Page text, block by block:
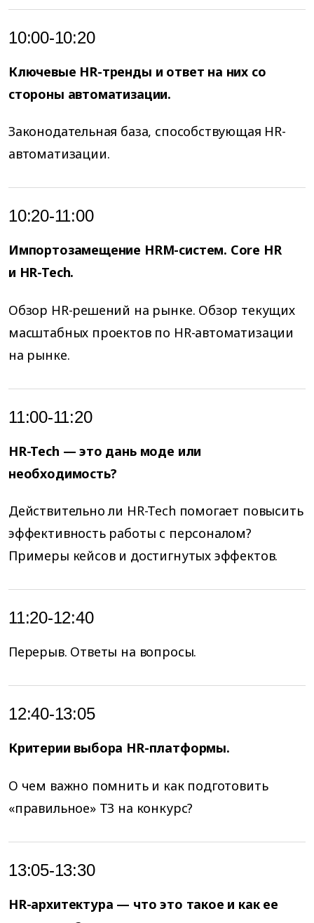
10:00-10:20
Ключевые HR-тренды и ответ на них со
стороны автоматизации.
Законодательная база, способствующая HR-
автоматизации.
10:20-11:00
Импортозамещение HRM-систем. Сore HR
и HR-Tech.
Обзор HR-решений на рынке. Обзор текущих
масштабных проектов по HR-автоматизации
на рынке.
11:00-11:20
HR-Tech — это дань моде или
необходимость?
Действительно ли HR-Tech помогает повысить
эффективность работы с персоналом?
Примеры кейсов и достигнутых эффектов.
11:20-12:40
Перерыв. Ответы на вопросы.
12:40-13:05
Критерии выбора HR-платформы.
О чем важно помнить и как подготовить
«правильное» ТЗ на конкурс?
13:05-13:30
HR-архитектура — что это такое и как ее